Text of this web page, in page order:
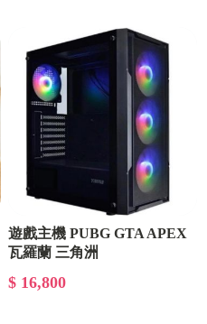
遊戲主機 PUBG GTA APEX
瓦羅蘭 三角洲
$ 16,800